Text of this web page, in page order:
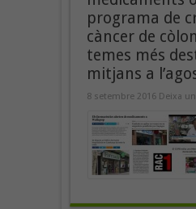
programa de
càncer de
temes més
mitjans a
8 setembre 2016 Deixa